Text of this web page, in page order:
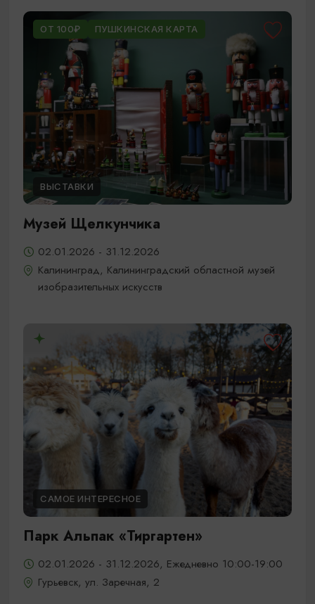
ОТ 100₽ ПУШКИНСКАЯ КАРТА
ВЫСТАВКИ
Музей Щелкунчика
02.01.2026 - 31.12.2026
Калининград, Калининградский областной музей
изобразительных искусств
САМОЕ ИНТЕРЕСНОЕ
Парк Альпак «Тиргартен»
02.01.2026 - 31.12.2026, Ежедневно 10:00-19:00
Гурьевск, ул. Заречная, 2